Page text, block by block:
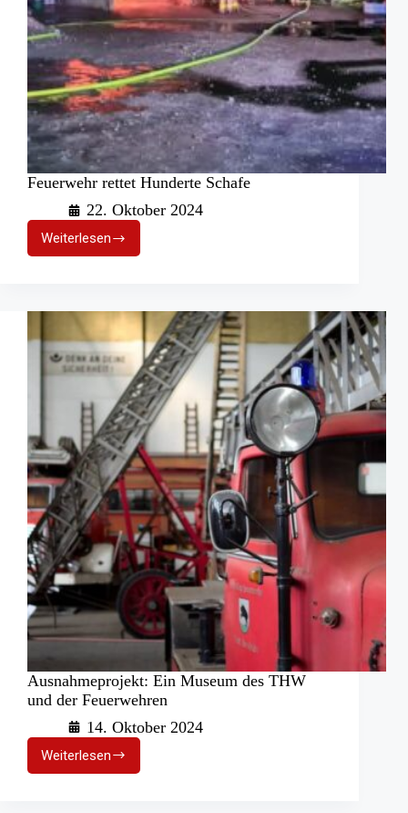
Feuerwehr rettet Hunderte Schafe
22. Oktober 2024
WeiterlesenFeuerwehr
rettet
Ausnahmeprojekt: Ein Museum des THW
und der Feuerwehren
14. Oktober 2024
WeiterlesenAusnahmeprojekt:
Ein